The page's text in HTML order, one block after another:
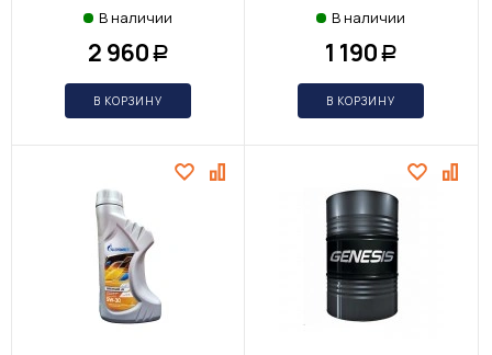
В наличии
2 960 Р
В КОРЗИНУ
В наличии
1 190 Р
В КОРЗИНУ